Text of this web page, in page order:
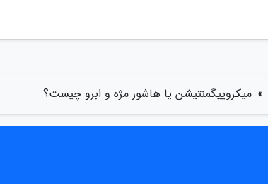
» میکروپیگمنتیشن یا هاشور مژه و ابرو چیست؟